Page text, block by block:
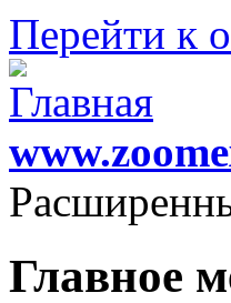
Перейти к
Главное